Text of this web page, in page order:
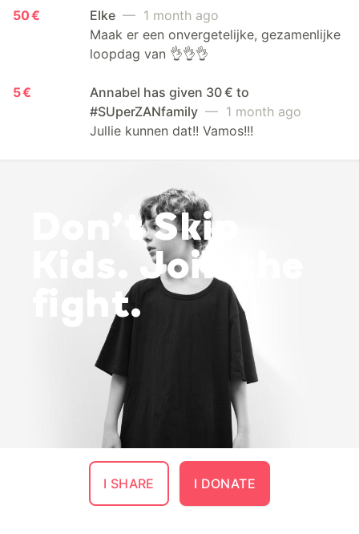
50 € Elke — 1 month ago
Maak er een onvergetelijke, gezamenlijke
loopdag van 👌👌👌
5 €
Annabel has given 30 € to
#SUperZANfamily — 1 month ago
Jullie kunnen dat!! Vamos!!!
Don’t Skip
Kids. Join the
fight.
I SHARE I DONATE